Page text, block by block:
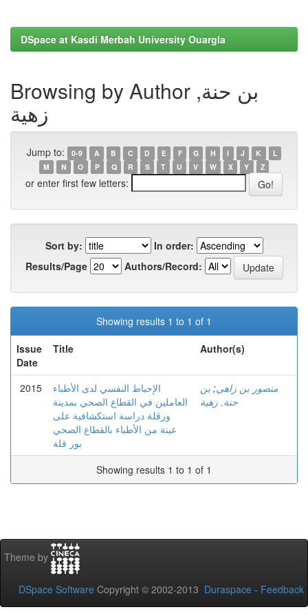
DSpace at Kasdi Merbah University Ouargla
Browsing by Author بن حنة,
زهية
Jump to: 0-9 A B C D E F G H I J K
L
M
N O P Q R S T U V W X Y Z
or enter first few letters:
Sort by:
In order:
Results/Page
Authors/Record:
Showing results 1 to 1 of 1
Issue
Date
Title Author(s)
2015
الإحباط النفسي لدى الأطباء
العاملين في القطاع الصحي بمدينة
ورقلة دراسة استكشافية على
عينة من الأطباء بالقطاع الصحي
بور قلة
منصور بن زاهي; بن
حنة, زهية
Showing results 1 to 1 of 1
Theme by
DSpace Software Copyright © 2002-2013 Duraspace - Feedback